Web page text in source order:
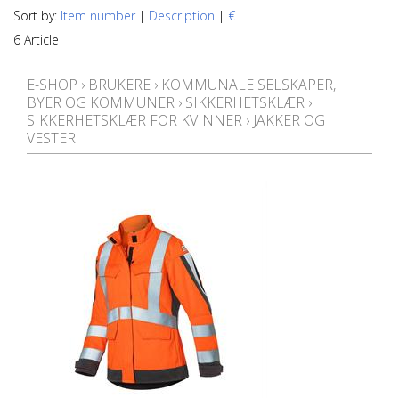
Sort by: Item number | Description | €
6 Article
E-SHOP › BRUKERE › KOMMUNALE SELSKAPER,
BYER OG KOMMUNER › SIKKERHETSKLÆR ›
SIKKERHETSKLÆR FOR KVINNER › JAKKER OG
VESTER